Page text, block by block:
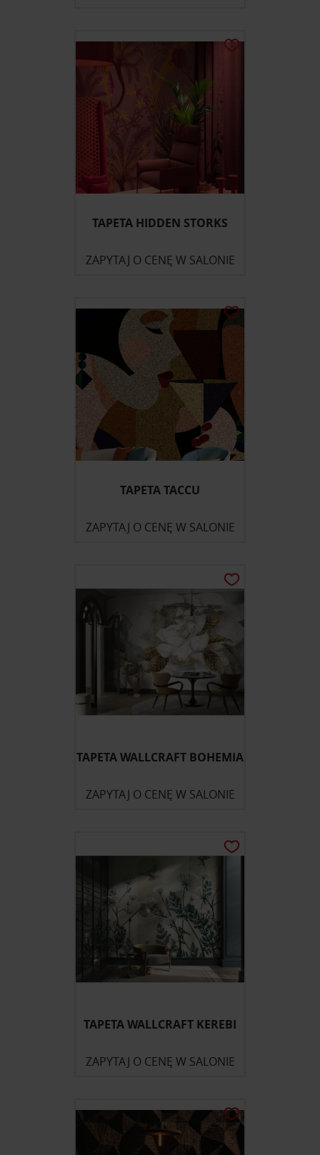
TAPETA HIDDEN STORKS
ZAPYTAJ O CENĘ W SALONIE
TAPETA TACCU
ZAPYTAJ O CENĘ W SALONIE
TAPETA WALLCRAFT BOHEMIA
ZAPYTAJ O CENĘ W SALONIE
TAPETA WALLCRAFT KEREBI
ZAPYTAJ O CENĘ W SALONIE